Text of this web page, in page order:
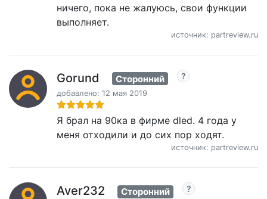
ничего, пока не жалуюсь, свои функции
выполняет.
источник: partreview.ru
Gorund Сторонний
добавлено: 12 мая 2019
Я брал на 90ка в фирме dled. 4 года у
меня отходили и до сих пор ходят.
источник: partreview.ru
Aver232 Сторонний